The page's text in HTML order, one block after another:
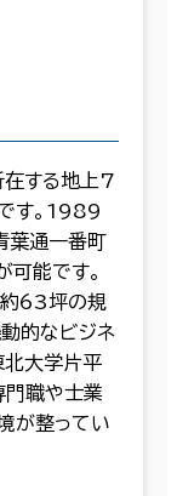
在する地上7
す。1989
葉通一番町
可能です。
63坪の規
的なビジネ
北大学片平
門職や士業
が整ってい